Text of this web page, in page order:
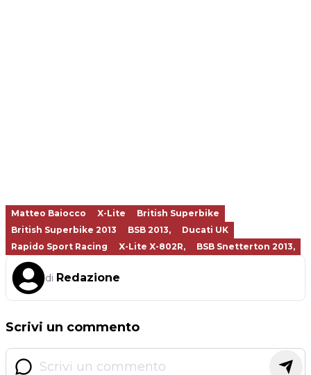
Matteo Baiocco X-Lite
British Superbike
British Superbike 2013
BSB 2013,
Ducati UK
Rapido Sport Racing
X-Lite X-802R, BSB Snetterton 2013,
di Redazione
Scrivi un commento